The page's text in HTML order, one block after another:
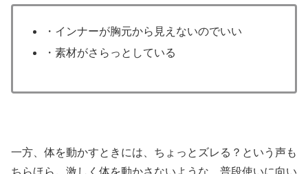
・インナーが胸元から見えないのでいい
・素材がさらっとしている
一方、体を動かすときには、ちょっとズレる？という声も